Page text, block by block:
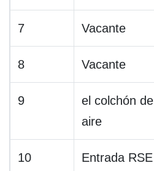
7 Vacante
8 Vacante
9
el colchón de
aire
10
Entrada RSE